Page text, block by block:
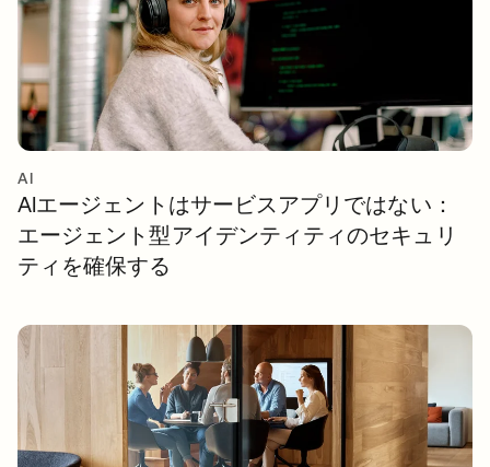
AI
AIエージェントはサービスアプリではない：
エージェント型アイデンティティのセキュリ
ティを確保する